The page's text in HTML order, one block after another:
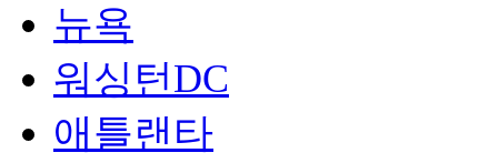
뉴욕
워싱턴DC
애틀랜타